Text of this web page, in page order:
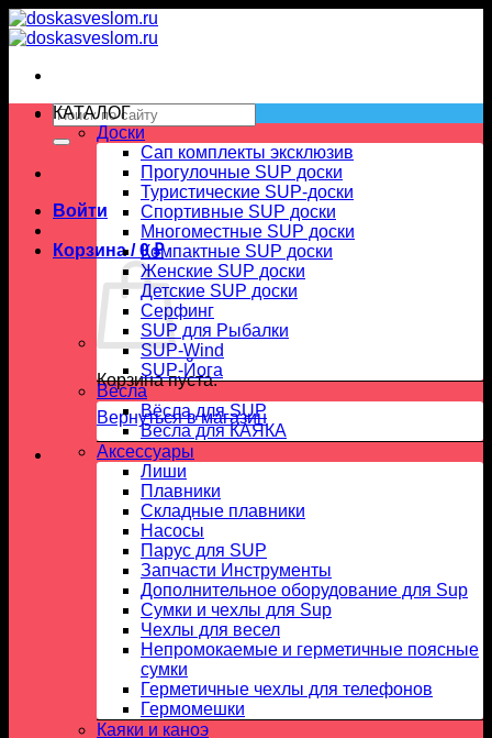
Skip
to
Искать:
Войти
Корзина /0₽
Корзина пуста.
Вернуться в магазин
КАТАЛОГ
Доски
Сап комплекты эксклюзив
Прогулочные SUP доски
Туристические SUP-доски
Спортивные SUP доски
Многоместные SUP доски
Компактные SUP доски
Женские SUP доски
Детские SUP доски
Серфинг
SUP для Рыбалки
SUP-Wind
SUP-Йога
Вёсла
Вёсла для SUP
Весла для КАЯКА
Аксессуары
Лиши
Плавники
Складные плавники
Насосы
Парус для SUP
Запчасти Инструменты
Дополнительное оборудование для Sup
Сумки и чехлы для Sup
Чехлы для весел
Непромокаемые и герметичные поясные
сумки
Герметичные чехлы для телефонов
Гермомешки
Каяки и каноэ